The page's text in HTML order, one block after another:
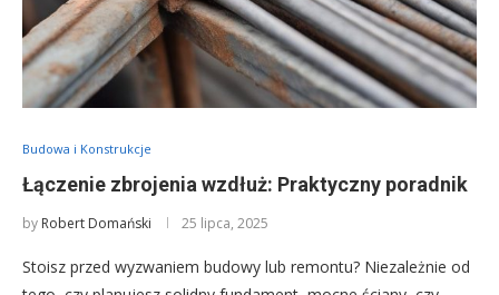
Budowa i Konstrukcje
Łączenie zbrojenia wzdłuż: Praktyczny poradnik
by Robert Domański 25 lipca, 2025
Stoisz przed wyzwaniem budowy lub remontu? Niezależnie od